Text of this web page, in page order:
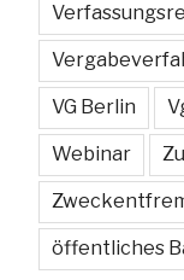
VG Berlin
Webinar
öffentliches